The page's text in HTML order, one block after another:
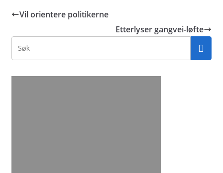
Vil orientere politikerne
Etterlyser gangvei-løfte